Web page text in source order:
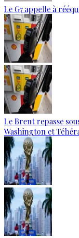
Le G7 appelle à
Le Brent repasse
Washington et